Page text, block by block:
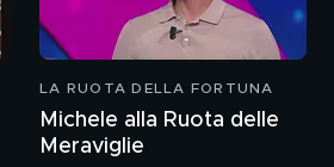
LA RUOTA DELLA FORTUNA
Michele alla Ruota delle
Meraviglie